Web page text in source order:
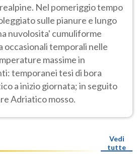
Nel pomeriggio tempo
sulle pianure e lungo
nuvolosita' cumuliforme
occasionali temporali nelle
massime in
temporanei tesi di bora
a inizio giornata; in seguito
Adriatico mosso.
Vedi
tutte